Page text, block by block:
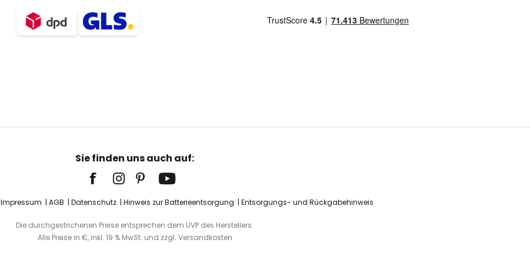
Sie finden uns auch auf:
Impressum AGB Datenschutz Hinweis zur Batterieentsorgung Entsorgungs- und Rückgabehinweis
Die durchgestrichenen Preise entsprechen dem UVP des Herstellers.
Alle Preise in €, inkl. 19 % MwSt. und zzgl. Versandkosten